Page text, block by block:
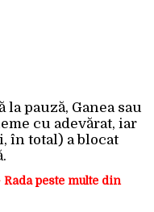
pauză, Ganea sau
cu adevărat, iar
în total) a blocat
peste multe din